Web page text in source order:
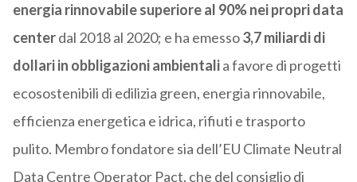
energia rinnovabile superiore al 90% nei propri data
centerdal 2018 al 2020; e ha emesso3,7 miliardi di
dollari in obbligazioni ambientalia favore di progetti
ecosostenibili di edilizia green, energia rinnovabile,
efficienza energetica e idrica, rifiuti e trasporto
pulito. Membro fondatore sia dell’EU Climate Neutral
Data Centre Operator Pact, che del consiglio di